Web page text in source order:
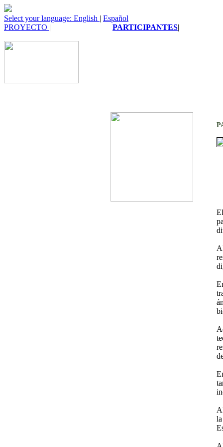
Select your language: English | Español
PROYECTO | PARTICIPANTES|